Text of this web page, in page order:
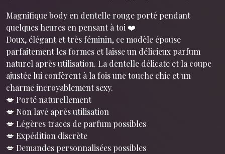
Magnifique body en dentelle rouge porté pendant
quelques heures en pensant à toi ❤️
Doux, élégant et très féminin, ce modèle épouse
parfaitement les formes et laisse un délicieux parfum
naturel après utilisation. La dentelle délicate et la coupe
ajustée lui confèrent à la fois une touche chic et un
charme incroyablement sexy.
💋 Porté naturellement
💋 Non lavé après utilisation
💋 Légères traces de parfum possibles
💋 Expédition discrète
💋 Demandes personnalisées possibles